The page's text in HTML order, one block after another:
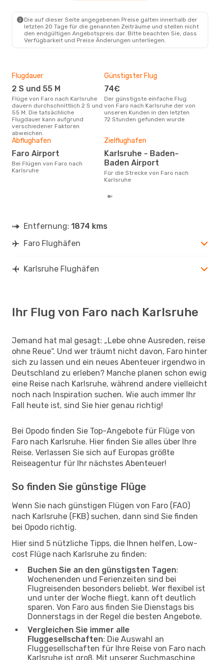
Die auf dieser Seite angegebenen Preise galten innerhalb der
letzten 20 Tage für die genannten Zeiträume und stellen nicht
den endgültigen Angebotspreis dar. Bitte beachten Sie, dass
Verfügbarkeit und Preise Änderungen unterliegen.
Flugdauer
2 S und 55 M
Flüge von Faro nach Karlsruhe
dauern durchschnittlich 2 S und
55 M. Die tatsächliche
Flugdauer kann aufgrund
verschiedener Faktoren
abweichen.
Günstigster Flug
74€
Der günstigste einfache Flug
von Faro nach Karlsruhe der von
unseren Kunden in den letzten
72 Stunden gefunden wurde
Abflughafen
Faro Airport
Bei Flügen von Faro nach
Karlsruhe
Zielflughafen
Karlsruhe - Baden-
Baden Airport
Für die Strecke von Faro nach
Karlsruhe
Entfernung: 1874 kms
Faro Flughäfen
Karlsruhe Flughäfen
Ihr Flug von Faro nach Karlsruhe
Jemand hat mal gesagt: „Lebe ohne Ausreden, reise
ohne Reue“. Und wer träumt nicht davon, Faro hinter
sich zu lassen und ein neues Abenteuer irgendwo in
Deutschland zu erleben? Manche planen schon ewig
eine Reise nach Karlsruhe, während andere vielleicht
noch nach Inspiration suchen. Wie auch immer Ihr
Fall heute ist, sind Sie hier genau richtig!
Bei Opodo finden Sie Top-Angebote für Flüge von
Faro nach Karlsruhe. Hier finden Sie alles über Ihre
Reise. Verlassen Sie sich auf Europas größte
Reiseagentur für Ihr nächstes Abenteuer!
So finden Sie günstige Flüge
Wenn Sie nach günstigen Flügen von Faro (FAO)
nach Karlsruhe (FKB) suchen, dann sind Sie finden
bei Opodo richtig.
Hier sind 5 nützliche Tipps, die Ihnen helfen, Low-
cost Flüge nach Karlsruhe zu finden:
Buchen Sie an den günstigsten Tagen:
Wochenenden und Ferienzeiten sind bei
Flugreisenden besonders beliebt. Wer flexibel ist
und unter der Woche fliegt, kann oft deutlich
sparen. Von Faro aus finden Sie Dienstags bis
Donnerstags in der Regel die besten Angebote.
Vergleichen Sie immer alle
Fluggesellschaften: Die Auswahl an
Fluggesellschaften für Ihre Reise von Faro nach
Karlsruhe ist groß. Mit unserer Suchmaschine